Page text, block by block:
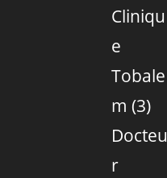
Cliniqu
e
Tobale
m (3)
Docteu
r